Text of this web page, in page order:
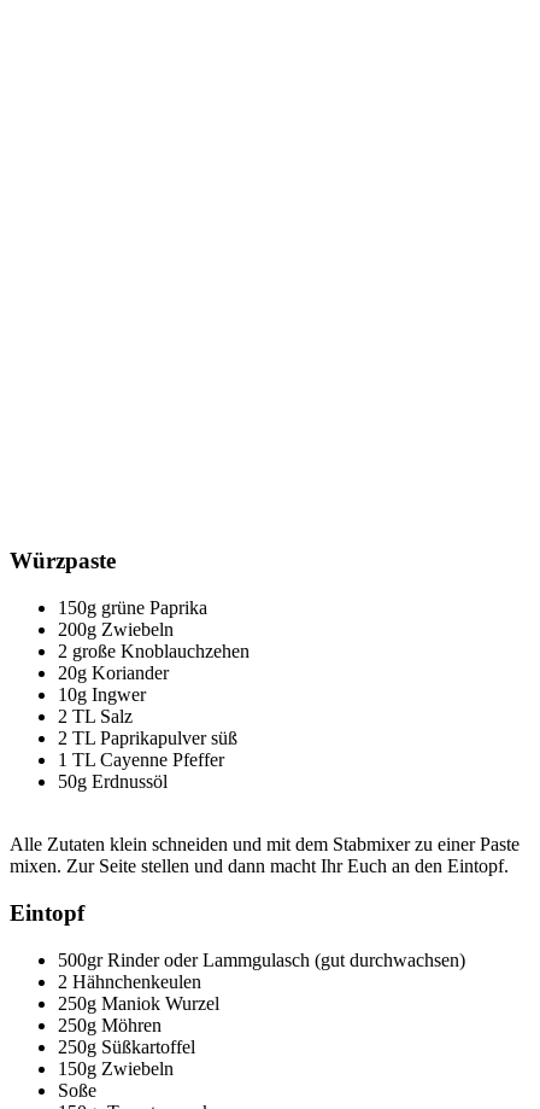
Würzpaste
150g grüne Paprika
200g Zwiebeln
2 große Knoblauchzehen
20g Koriander
10g Ingwer
2 TL Salz
2 TL Paprikapulver süß
1 TL Cayenne Pfeffer
50g Erdnussöl
Alle Zutaten klein schneiden und mit dem Stabmixer zu einer Paste
mixen. Zur Seite stellen und dann macht Ihr Euch an den Eintopf.
Eintopf
500gr Rinder oder Lammgulasch (gut durchwachsen)
2 Hähnchenkeulen
250g Maniok Wurzel
250g Möhren
250g Süßkartoffel
150g Zwiebeln
Soße